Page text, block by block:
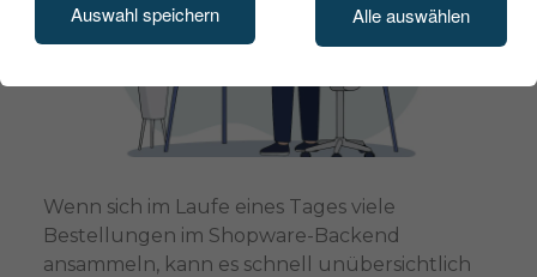
Wenn sich im Laufe eines Tages viele
Bestellungen im Shopware-Backend
ansammeln, kann es schnell unübersichtlich
Auswahl speichern Alle auswählen